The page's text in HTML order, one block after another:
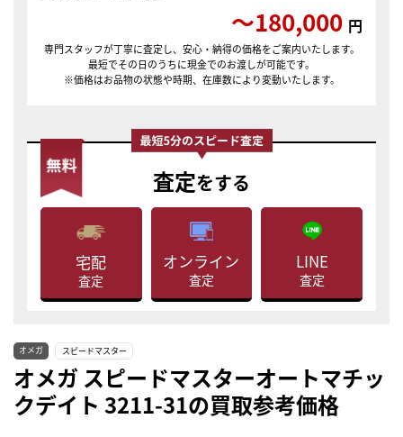
〜180,000 円
専門スタッフが丁寧に査定し、安心・納得の価格をご案内いたします。
最短でその日のうちに現金でのお渡しが可能です。
※価格はお品物の状態や時期、在庫数により変動いたします。
査定をする
宅配
査定
オンライン
査定
LINE
査定
オメガ スピードマスター
オメガ スピードマスターオートマチッ
クデイト 3211-31の買取参考価格